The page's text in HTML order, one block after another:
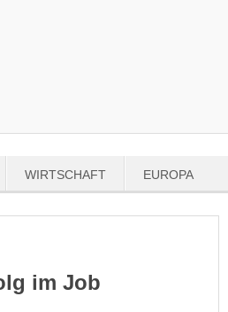
WIRTSCHAFT EUROPA
im Job